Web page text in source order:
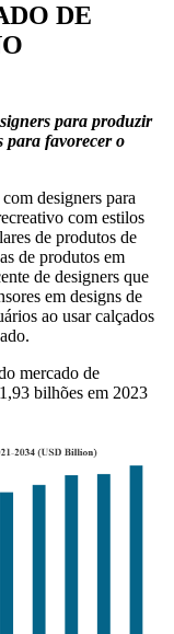
DE
para produzir
para favorecer o
designers para
com estilos
de produtos de
de produtos em
de designers que
em designs de
ao usar calçados
mercado de
bilhões em 2023